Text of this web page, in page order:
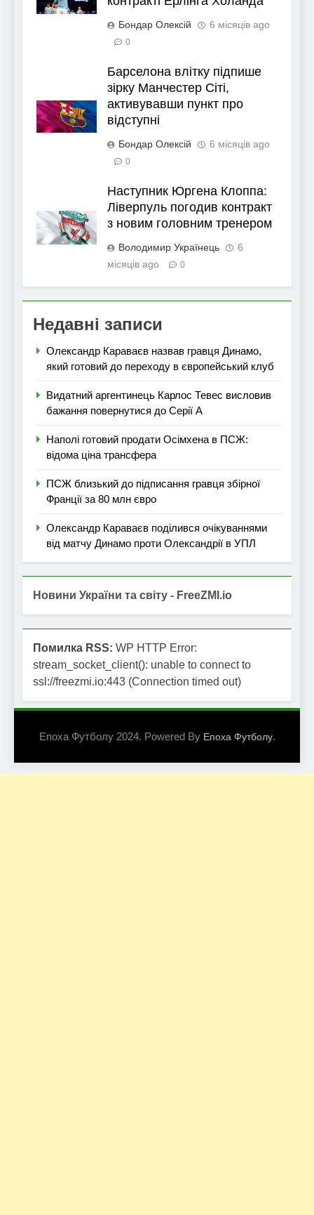
Бондар Олексій 6 місяців ago
0
Барселона влітку підпише
зірку Манчестер Сіті,
активувавши пункт про
відступні
Бондар Олексій 6 місяців ago
0
Наступник Юргена Клоппа:
Ліверпуль погодив контракт
з новим головним тренером
Володимир Українець
6
місяців ago
0
Недавні записи
Олександр Караваєв назвав гравця Динамо,
який готовий до переходу в європейський клуб
Видатний аргентинець Карлос Тевес висловив
бажання повернутися до Серії А
Наполі готовий продати Осімхена в ПСЖ:
відома ціна трансфера
ПСЖ близький до підписання гравця збірної
Франції за 80 млн євро
Олександр Караваєв поділився очікуваннями
від матчу Динамо проти Олександрії в УПЛ
Новини України та світу - FreeZMI.io
Помилка RSS: WP HTTP Error:
stream_socket_client(): unable to connect to
ssl://freezmi.io:443 (Connection timed out)
Епоха Футболу 2024. Powered By Епоха Футболу.